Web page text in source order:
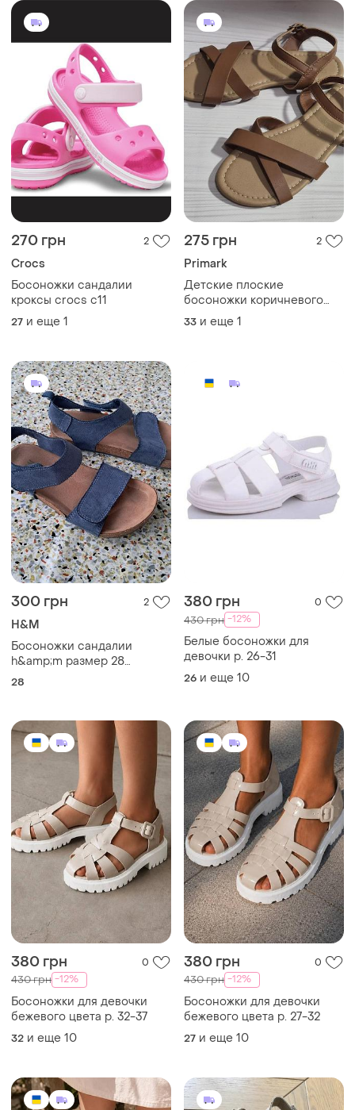
270 грн 2
Crocs
Босоножки сандалии
кроксы crocs c11
27 и еще 1
275 грн 2
Primark
Детские плоские
босоножки коричневого
цвета от бренда primark.
33 и еще 1
300 грн 2
H&M
Босоножки сандалии
h&amp;m размер 28
(стелька 18 см)
28
380 грн 0
430 грн -12%
Белые босоножки для
девочки р. 26-31
26 и еще 10
380 грн 0
430 грн -12%
Босоножки для девочки
бежевого цвета р. 32-37
32 и еще 10
380 грн 0
430 грн -12%
Босоножки для девочки
бежевого цвета р. 27-32
27 и еще 10